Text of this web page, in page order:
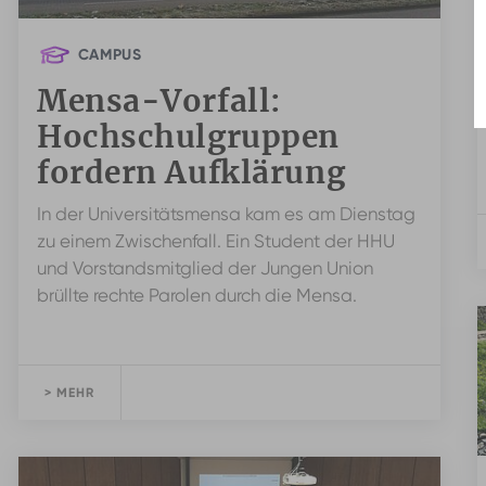
CAMPUS
Mensa-Vorfall:
Hochschulgruppen
fordern Aufklärung
In der Universitätsmensa kam es am Dienstag
zu einem Zwischenfall. Ein Student der HHU
und Vorstandsmitglied der Jungen Union
brüllte rechte Parolen durch die Mensa.
> MEHR